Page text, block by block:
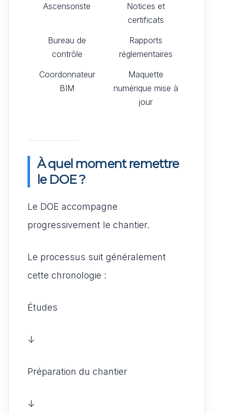
Ascensoriste
Notices et
certificats
Bureau de
contrôle
Rapports
réglementaires
Coordonnateur
BIM
Maquette
numérique mise à
jour
À quel moment remettre
le DOE ?
Le DOE accompagne
progressivement le chantier.
Le processus suit généralement
cette chronologie :
Études
↓
Préparation du chantier
↓